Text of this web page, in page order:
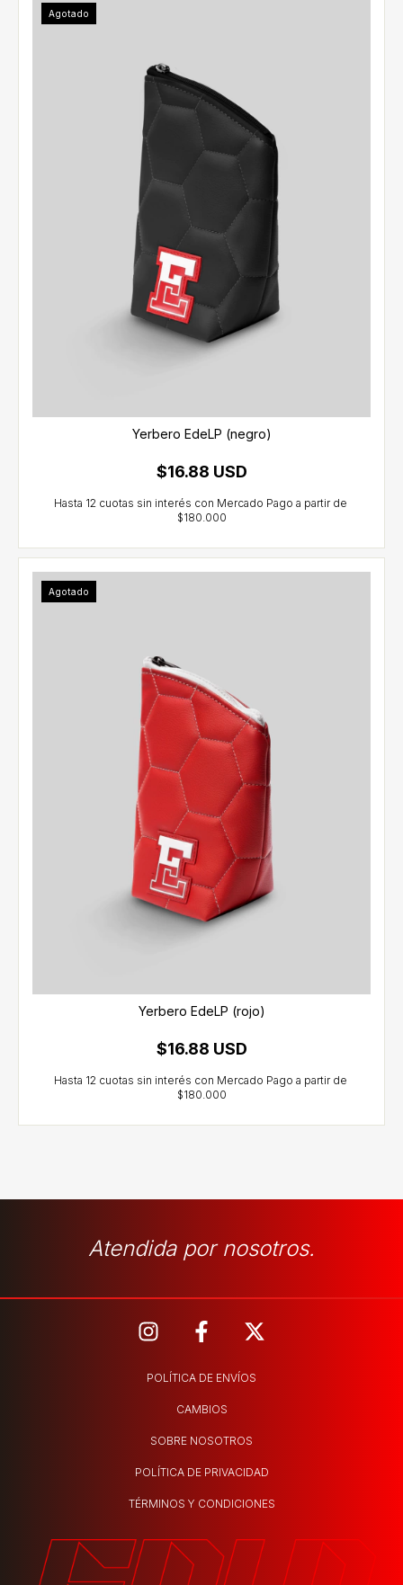
Agotado
Yerbero EdeLP (negro)
$16.88 USD
Agotado
Yerbero EdeLP (rojo)
$16.88 USD
Atendida por nosotros.
POLÍTICA DE ENVÍOS
CAMBIOS
SOBRE NOSOTROS
POLÍTICA DE PRIVACIDAD
TÉRMINOS Y CONDICIONES